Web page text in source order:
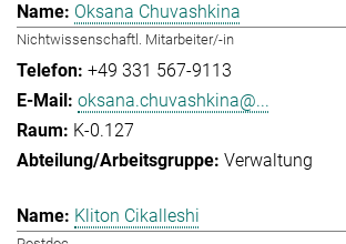
Oksana Chuvashkina
Nichtwissenschaftl. Mitarbeiter/-in
+49 331 567-9113
oksana.chuvashkina@...
K-0.127
Verwaltung
Kliton Cikalleshi